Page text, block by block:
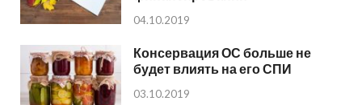
04.10.2019
Консервация ОС больше не
будет влиять на его СПИ
03.10.2019